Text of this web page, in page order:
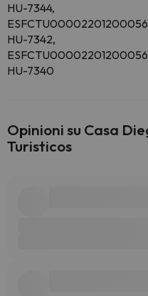
HU-7344,
HU-7342,
HU-7340
Opinioni su Casa
Turisticos